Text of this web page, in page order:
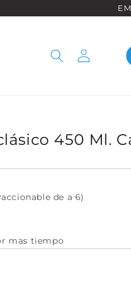
Iniciar
sesión
450 Ml.
de a 6)
mas tiempo